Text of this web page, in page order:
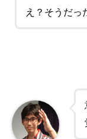
え？そうだっ